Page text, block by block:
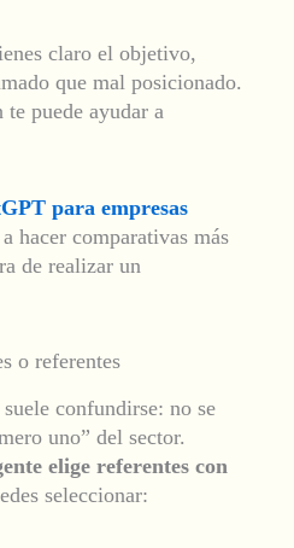
claro el objetivo,
que mal posicionado.
puede ayudar a
para empresas
hacer comparativas más
de realizar un
o referentes
confundirse: no se
uno” del sector.
elige referentes con
seleccionar: